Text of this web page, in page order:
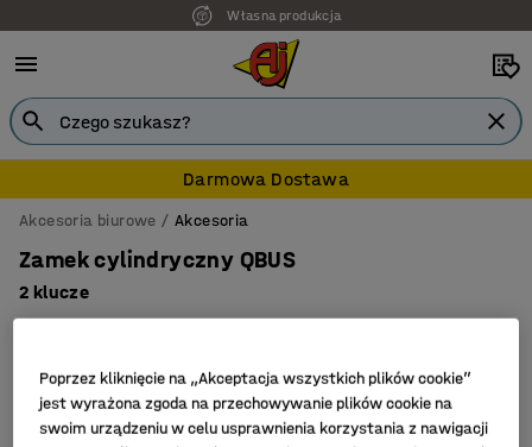
Własna produkcja
Darmowa Dostawa
Akcesoria biurowe Akcesoria
Zamek cylindryczny QBUS
2 klucze
Nr art.:1856104
Poprzez kliknięcie na „Akceptacja wszystkich plików cookie”
jest wyrażona zgoda na przechowywanie plików cookie na
swoim urządzeniu w celu usprawnienia korzystania z nawigacji